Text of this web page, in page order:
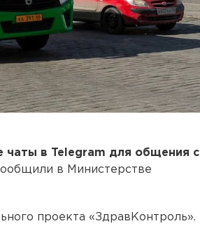
чаты в Telegram для общения с
в Министерстве
проекта «ЗдравКонтроль».